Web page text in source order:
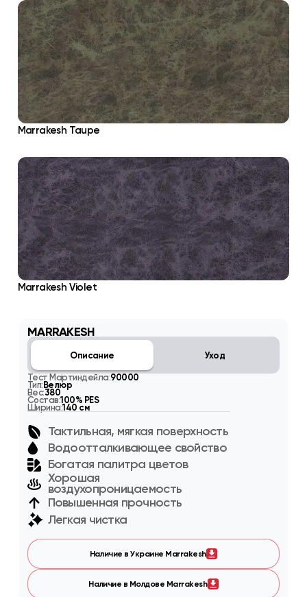
Marrakesh Taupe
Marrakesh Violet
MARRAKESH
Описание Уход
Тест Мартиндейла:90000
Тип:Велюр
Вес:380
Состав:100% PES
Ширина:140 см
Тактильная, мягкая поверхность
Водоотталкивающее свойство
Богатая палитра цветов
Хорошая
воздухопроницаемость
Повышенная прочность
Легкая чистка
Наличие в Украине Marrakesh
Наличие в Молдове Marrakesh